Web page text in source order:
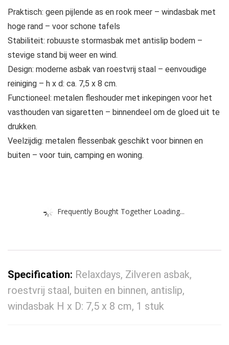
Praktisch: geen pijlende as en rook meer – windasbak met
hoge rand – voor schone tafels
Stabiliteit: robuuste stormasbak met antislip bodem –
stevige stand bij weer en wind.
Design: moderne asbak van roestvrij staal – eenvoudige
reiniging – h x d: ca. 7,5 x 8 cm.
Functioneel: metalen fleshouder met inkepingen voor het
vasthouden van sigaretten – binnendeel om de gloed uit te
drukken.
Veelzijdig: metalen flessenbak geschikt voor binnen en
buiten – voor tuin, camping en woning.
Frequently Bought Together Loading...
Specification: Relaxdays, Zilveren asbak,
roestvrij staal, buiten en binnen, antislip,
windasbak H x D: 7,5 x 8 cm, 1 stuk